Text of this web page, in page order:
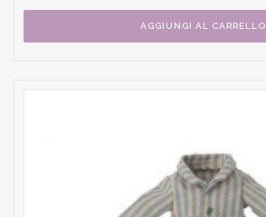
AGGIUNGI AL CARRELLO